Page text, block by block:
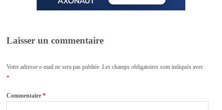
Laisser un commentaire
Votre adresse e-mail ne sera pas publiée. Les champs obligatoires sont indiqués avec
*
Commentaire*